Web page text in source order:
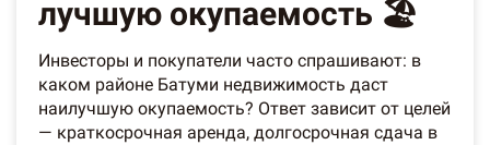
лучшую окупаемость 🏖️
Инвесторы и покупатели часто спрашивают: в
каком районе Батуми недвижимость даст
наилучшую окупаемость? Ответ зависит от целей
— краткосрочная аренда, долгосрочная сдача в